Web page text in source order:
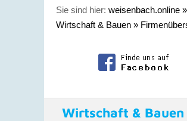
Sie sind hier: weisenbach.online »
Wirtschaft & Bauen »
Wirtschaft & Bauen